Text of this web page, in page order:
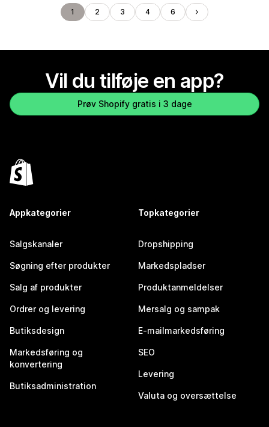
1 2 3 4 6
Vil du tilføje en app?
Prøv Shopify gratis i 3 dage
Appkategorier
Salgskanaler
Søgning efter produkter
Salg af produkter
Ordrer og levering
Butiksdesign
Markedsføring og
konvertering
Butiksadministration
Topkategorier
Dropshipping
Markedspladser
Produktanmeldelser
Mersalg og sampak
E-mailmarkedsføring
SEO
Levering
Valuta og oversættelse